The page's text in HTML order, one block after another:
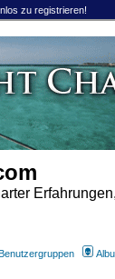
zu registrieren!